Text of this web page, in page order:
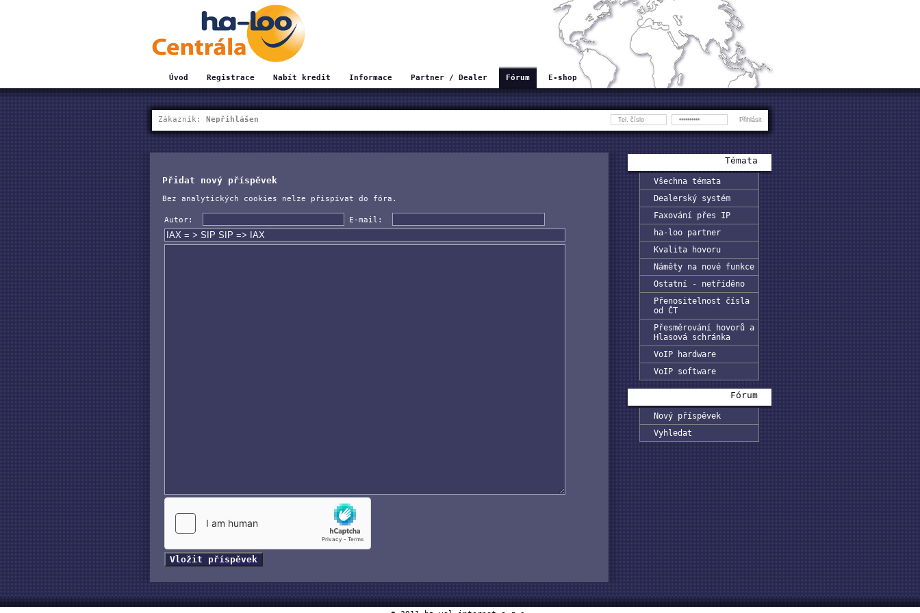
Úvod Registrace Nabít kredit Informace Partner / Dealer Fórum E-shop
Zákazník: Nepřihlášen
Přidat nový příspěvek
Bez analytických cookies nelze přispívat do fóra.
Autor: E-mail:
Témata
Všechna témata
Dealerský systém
Faxování přes IP
ha-loo partner
Kvalita hovoru
Náměty na nové funkce
Ostatní - netříděno
Přenositelnost čísla
od ČT
Přesměrování hovorů a
Hlasová schránka
VoIP hardware
VoIP software
Fórum
Nový příspěvek
Vyhledat